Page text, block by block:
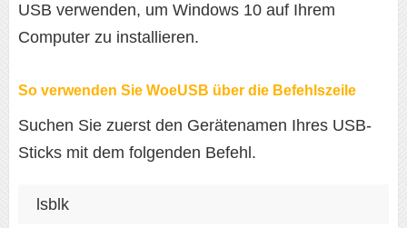
USB verwenden, um Windows 10 auf Ihrem
Computer zu installieren.
So verwenden Sie WoeUSB über die Befehlszeile
Suchen Sie zuerst den Gerätenamen Ihres USB-
Sticks mit dem folgenden Befehl.
lsblk